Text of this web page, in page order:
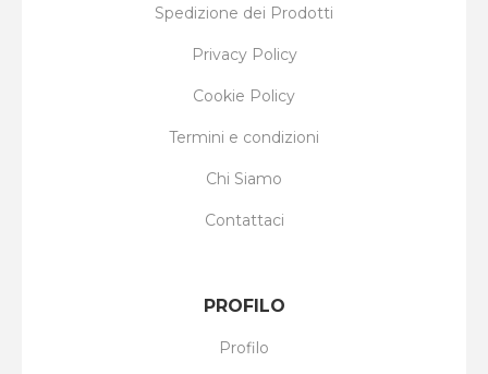
Spedizione dei Prodotti
Privacy Policy
Cookie Policy
Termini e condizioni
Chi Siamo
Contattaci
PROFILO
Profilo